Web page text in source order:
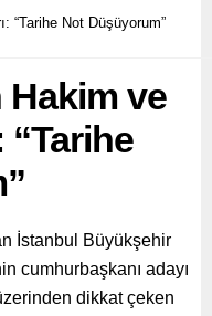
“Tarihe Not Düşüyorum”
Hakim ve
“Tarihe
İstanbul Büyükşehir
cumhurbaşkanı adayı
dikkat çeken